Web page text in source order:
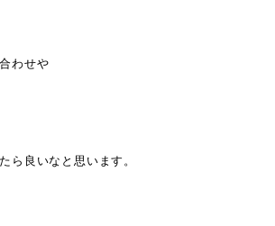
わせや
ら良いなと思います。